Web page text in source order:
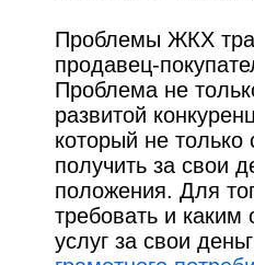
Проблемы ЖКХ
продавец-
Проблема не
развитой
который не
получить за свои
положения. Для
требовать и
услуг за свои